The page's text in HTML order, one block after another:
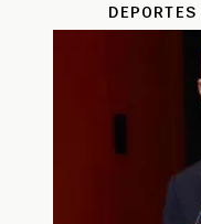
DEPORTES